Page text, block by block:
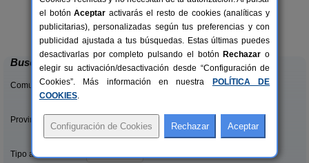
4 pers.
desde40 €
Cabaña del Lago
Anna (Valencia)
Buscar
Comunidades:
Provincias/Islas:
Tipo alquiler:
el botónAceptar activarás el resto de cookies (analíticas y
publicitarias), personalizadas según tus preferencias y con
publicidad ajustada a tus búsquedas. Estas últimas puedes
desactivarlas por completo pulsando el botón Rechazar o
elegir su activación/desactivación desde “Configuración de
Cookies”. Más información en nuestra
POLÍTICA DE
COOKIES.